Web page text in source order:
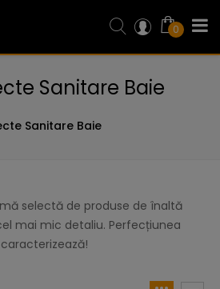
0
Sanitare Baie
Sanitare Baie
selectă de produse de înaltă
mai mic detaliu. Perfecțiunea